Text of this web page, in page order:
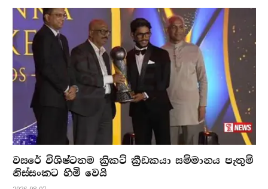
වසරේ විශිෂ්ටතම ක්‍රිකට් ක්‍රීඩකයා සම්මානය පැතුම්
නිස්සංකට හිමි වෙයි